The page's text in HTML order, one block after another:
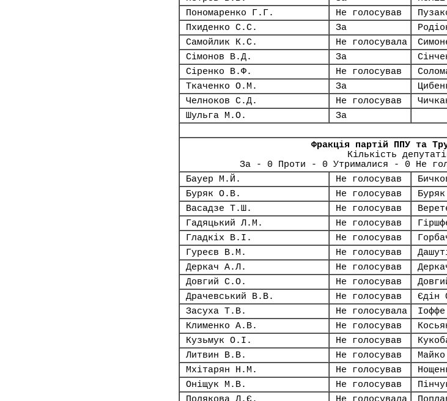
Пономаренко Г.Г.
Не голосував
Пхиденко С.С.
За
Самойлик К.С.
Не голосувала
Сімонов В.Д.
За
Сіренко В.Ф.
Не голосував
Ткаченко О.М.
За
Челноков С.Д.
Не голосував
Шульга М.О.
За
Фракція партій ППУ та
Кількість
За - 0 Проти - 0 Утрималися - 0 Не
Бауер М.Й.
Не голосував
Буряк О.В.
Не голосував
Васадзе Т.Ш.
Не голосував
Гадяцький Л.М.
Не голосував
Гладкіх В.І.
Не голосував
Гуреєв В.М.
Не голосував
Деркач А.Л.
Не голосував
Довгий С.О.
Не голосував
Драчевський В.В.
Не голосував Єдін
Засуха Т.В.
Не голосувала
Клименко А.В.
Не голосував
Кузьмук О.І.
Не голосував
Литвин В.В.
Не голосував
Мхітарян Н.М.
Не голосував
Оніщук М.В.
Не голосував